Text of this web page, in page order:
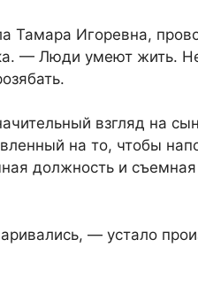
Игоревна,
— Люди умеют жить.
взгляд на
на то, чтобы
должность и
— устало